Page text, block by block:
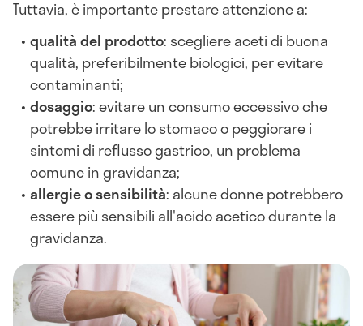
Tuttavia, è importante prestare attenzione a:
qualità del prodotto: scegliere aceti di buona
qualità, preferibilmente biologici, per evitare
contaminanti;
dosaggio: evitare un consumo eccessivo che
potrebbe irritare lo stomaco o peggiorare i
sintomi di reflusso gastrico, un problema
comune in gravidanza;
allergie o sensibilità: alcune donne potrebbero
essere più sensibili all'acido acetico durante la
gravidanza.